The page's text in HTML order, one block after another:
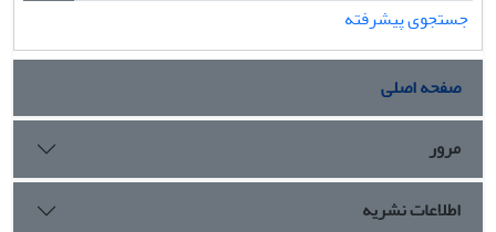
جستجوی پیشرفته
صفحه اصلی
مرور
اطلاعات نشریه